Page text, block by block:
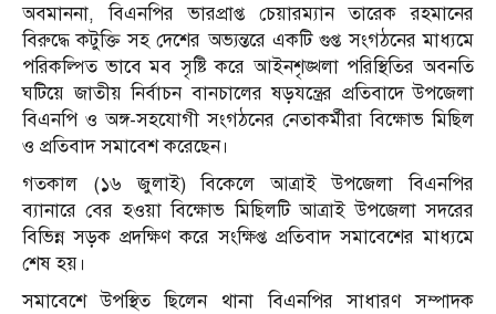
অবমাননা, বিএনপির ভারপ্রাপ্ত চেয়ারম্যান তারেক রহমানের
বিরুদ্ধে কটুক্তি সহ দেশের অভ্যন্তরে একটি গুপ্ত সংগঠনের মাধ্যমে
পরিকল্পিত ভাবে মব সৃষ্টি করে আইনশৃঙ্খলা পরিস্থিতির অবনতি
ঘটিয়ে জাতীয় নির্বাচন বানচালের ষড়যন্ত্রের প্রতিবাদে উপজেলা
বিএনপি ও অঙ্গ-সহযোগী সংগঠনের নেতাকর্মীরা বিক্ষোভ মিছিল
ও প্রতিবাদ সমাবেশ করেছেন।
গতকাল (১৬ জুলাই) বিকেলে আত্রাই উপজেলা বিএনপির
ব্যানারে বের হওয়া বিক্ষোভ মিছিলটি আত্রাই উপজেলা সদরের
বিভিন্ন সড়ক প্রদক্ষিণ করে সংক্ষিপ্ত প্রতিবাদ সমাবেশের মাধ্যমে
শেষ হয়।
সমাবেশে উপস্থিত ছিলেন থানা বিএনপির সাধারণ সম্পাদক